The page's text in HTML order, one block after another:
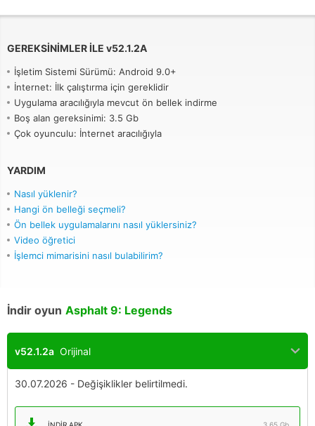
GEREKSINIMLER ILE v52.1.2A
İşletim Sistemi Sürümü: Android 9.0+
İnternet: İlk çalıştırma için gereklidir
Uygulama aracılığıyla mevcut ön bellek indirme
Boş alan gereksinimi: 3.5 Gb
Çok oyunculu: İnternet aracılığıyla
YARDIM
Nasıl yüklenir?
Hangi ön belleği seçmeli?
Ön bellek uygulamalarını nasıl yüklersiniz?
Video öğretici
İşlemci mimarisini nasıl bulabilirim?
İndir oyun Asphalt 9: Legends
v52.1.2a Orijinal
30.07.2026 - Değişiklikler belirtilmedi.